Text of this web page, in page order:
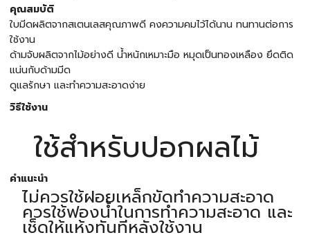
คุณสมบัติ
ใบมีดผลิตจากสเตนเลสคุณภาพดี คงความคมไว้ได้นาน ทนทานต่อการ
ใช้งาน
ด้ามจับผลิตจากไม้อย่างดี น้ำหนักเหมาะมือ หมุดเป็นทองเหลือง ยึดติด
แน่นกับด้ามมีด
ดูแลรักษา และทำความสะอาดง่าย
วิธีใช้งาน
ใช้สำหรับปอกผลไม้
คำแนะนำ
ไม่ควรใช้ฝอยเหล็กขัดทำความสะอาด
ควรใช้ฟองน้ำในการทำความสะอาด และ
เช็ดให้แห้งทันทีหลังใช้งาน